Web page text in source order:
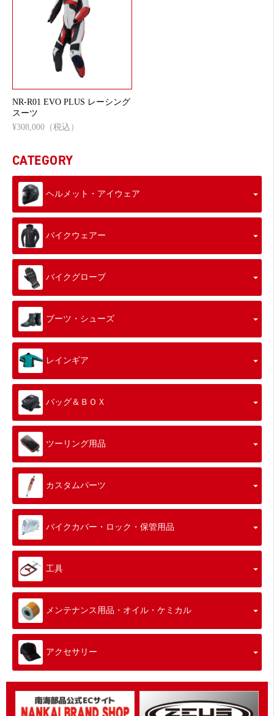
NR-R01 EVO PLUS レーシング
スーツ
¥308,000（税込）
CATEGORY
ヘルメット・アイウェア
バイクウェアー
バイクグローブ
ブーツ・シューズ
レインギア
バッグ＆ＢＯＸ
ツーリング用品
カスタムパーツ
バイクカバー・ロック・保管用品
工具
メンテナンス用品・オイル・ケミカル
アクセサリー